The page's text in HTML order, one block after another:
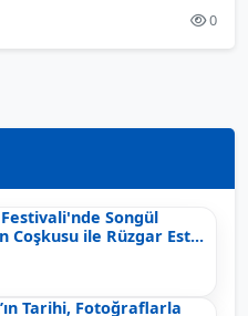
0
Songül
Coşkusu ile Rüzgar Est...
Tarihi, Fotoğraflarla